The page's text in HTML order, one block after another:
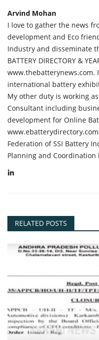
Arvind Mohan
I love to gather the news
development and Eco
Industry and disseminate
BATTERY DIRECTORY &
www.thebatterynews.com.
international battery
My other duty is working
Consultant including
development for Online
Federation of SSI Battery
Planning and Coordination
RELATED POSTS